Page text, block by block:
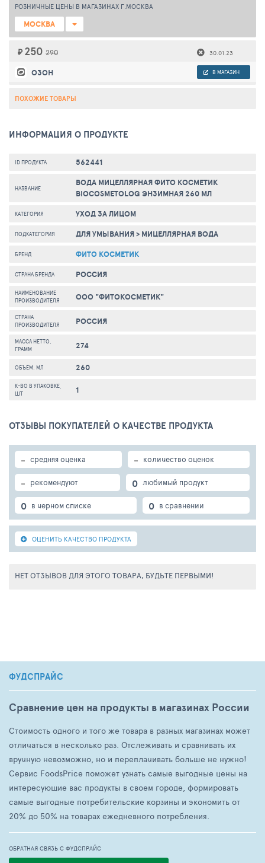
РОЗНИЧНЫЕ ЦЕНЫ В МАГАЗИНАХ Г.МОСКВА
МОСКВА
₽ 250 290 30.01.23
ОЗОН В МАГАЗИН
ПОХОЖИЕ ТОВАРЫ
ИНФОРМАЦИЯ О ПРОДУКТЕ
ID ПРОДУКТА 562441
НАЗВАНИЕ
ВОДА МИЦЕЛЛЯРНАЯ ФИТО КОСМЕТИК
BIOCOSMETOLOG ЭНЗИМНАЯ 260 МЛ
КАТЕГОРИЯ УХОД ЗА ЛИЦОМ
ПОДКАТЕГОРИЯ ДЛЯ УМЫВАНИЯ> МИЦЕЛЛЯРНАЯ ВОДА
БРЕНД ФИТО КОСМЕТИК
СТРАНА БРЕНДА РОССИЯ
НАИМЕНОВАНИЕ
ПРОИЗВОДИТЕЛЯ
ООО "ФИТОКОСМЕТИК"
СТРАНА
ПРОИЗВОДИТЕЛЯ
РОССИЯ
МАССА НЕТТО,
ГРАММ
274
ОБЪЁМ, МЛ 260
К-ВО В УПАКОВКЕ,
ШТ
1
ОТЗЫВЫ ПОКУПАТЕЛЕЙ О КАЧЕСТВЕ ПРОДУКТА
- средняя оценка - количество оценок
- рекомендуют 0 любимый продукт
0 в черном списке 0 в сравнении
ОЦЕНИТЬ КАЧЕСТВО ПРОДУКТА
НЕТ ОТЗЫВОВ ДЛЯ ЭТОГО ТОВАРА, БУДЬТЕ ПЕРВЫМИ!
ФУДСПРАЙС
Сравнение цен на продукты в магазинах России
Стоимость одного и того же товара в разных магазинах может
отличаться в несколько раз. Отслеживать и сравнивать их
вручную невозможно, но и переплачивать больше не нужно!
Сервис FoodsPrice поможет узнать самые выгодные цены на
интересующие вас продукты в своем городе, формировать
самые выгодные потребительские корзины и экономить от
20% до 50% на товарах ежедневного потребления.
ОБРАТНАЯ СВЯЗЬ С ФУДСПРАЙС